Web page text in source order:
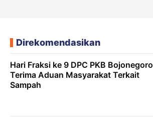
Direkomendasikan
Hari Fraksi ke 9 DPC PKB Bojonegoro
Terima Aduan Masyarakat Terkait
Sampah